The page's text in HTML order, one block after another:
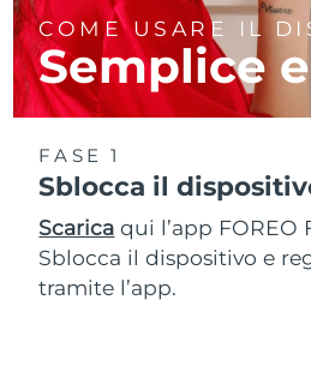
COME USARE IL
Semplice
FASE 1
Sblocca il
Scarica qui l’app FOREO
Sblocca il dispositivo e
tramite l’app.